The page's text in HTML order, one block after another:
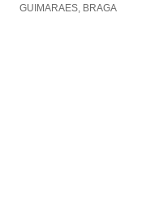
GUIMARAES, BRAGA